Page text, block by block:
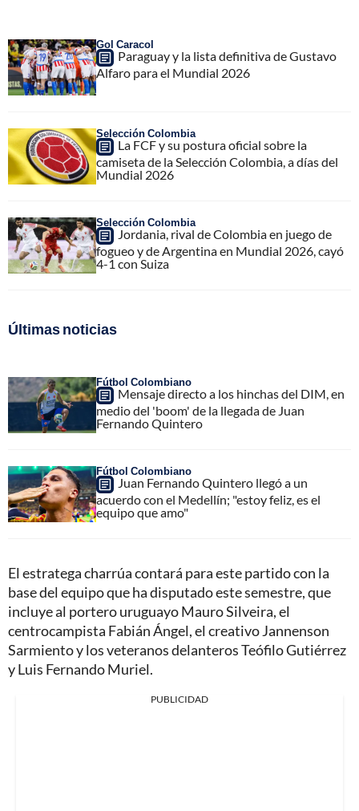
Gol Caracol
Paraguay y la lista definitiva de Gustavo
Alfaro para el Mundial 2026
Selección Colombia
La FCF y su postura oficial sobre la
camiseta de la Selección Colombia, a días del
Mundial 2026
Selección Colombia
Jordania, rival de Colombia en juego de
fogueo y de Argentina en Mundial 2026, cayó
4-1 con Suiza
Últimas noticias
Fútbol Colombiano
Mensaje directo a los hinchas del DIM, en
medio del 'boom' de la llegada de Juan
Fernando Quintero
Fútbol Colombiano
Juan Fernando Quintero llegó a un
acuerdo con el Medellín; "estoy feliz, es el
equipo que amo"
El estratega charrúa contará para este partido con la
base del equipo que ha disputado este semestre, que
incluye al portero uruguayo Mauro Silveira, el
centrocampista Fabián Ángel, el creativo Jannenson
Sarmiento y los veteranos delanteros Teófilo Gutiérrez
y Luis Fernando Muriel.
PUBLICIDAD